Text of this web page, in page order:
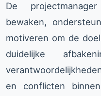
De
bewaken,
motiveren om de
duidelijke
en conflicten